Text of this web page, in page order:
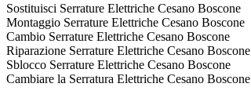
Sostituisci Serrature Elettriche Cesano Boscone
Montaggio Serrature Elettriche Cesano Boscone
Cambio Serrature Elettriche Cesano Boscone
Riparazione Serrature Elettriche Cesano Boscone
Sblocco Serrature Elettriche Cesano Boscone
Cambiare la Serratura Elettriche Cesano Boscone